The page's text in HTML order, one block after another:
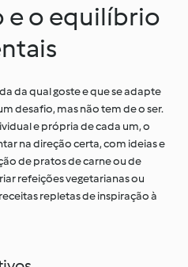
e o equilíbrio
da qual goste e que se adapte
desafio, mas não tem de o ser.
e própria de cada um, o
na direção certa, com ideias e
de pratos de carne ou de
refeições vegetarianas ou
repletas de inspiração à